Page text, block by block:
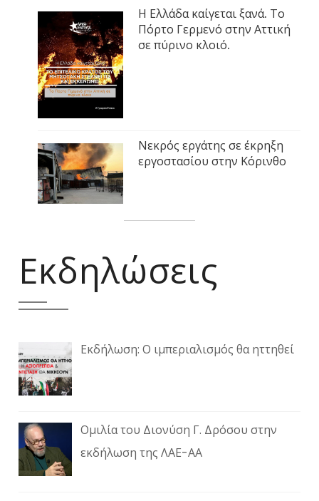
Η Ελλάδα καίγεται ξανά. Το
Πόρτο Γερμενό στην Αττική
σε πύρινο κλοιό.
Νεκρός εργάτης σε έκρηξη
εργοστασίου στην Κόρινθο
Εκδηλώσεις
Εκδήλωση: Ο ιμπεριαλισμός θα ηττηθεί
Ομιλία του Διονύση Γ. Δρόσου στην
εκδήλωση της ΛΑΕ-ΑΑ